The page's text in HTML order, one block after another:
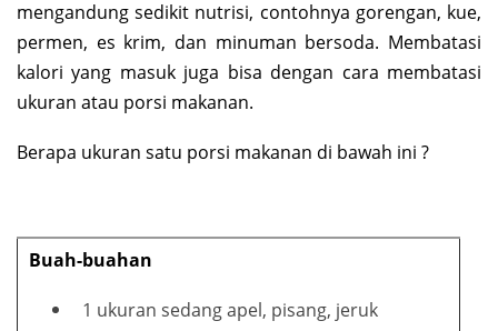
mengandung sedikit nutrisi, contohnya gorengan, kue,
permen, es krim, dan minuman bersoda. Membatasi
kalori yang masuk juga bisa dengan cara membatasi
ukuran atau porsi makanan.
Berapa ukuran satu porsi makanan di bawah ini ?
Buah-buahan
1 ukuran sedang apel, pisang, jeruk